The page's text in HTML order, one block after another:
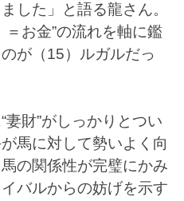
した」と語る龍さん。
お金”の流れを軸に鑑
が（15）ルガルだっ
財”がしっかりとつい
馬に対して勢いよく向
の関係性が完璧にかみ
バルからの妨げを示す